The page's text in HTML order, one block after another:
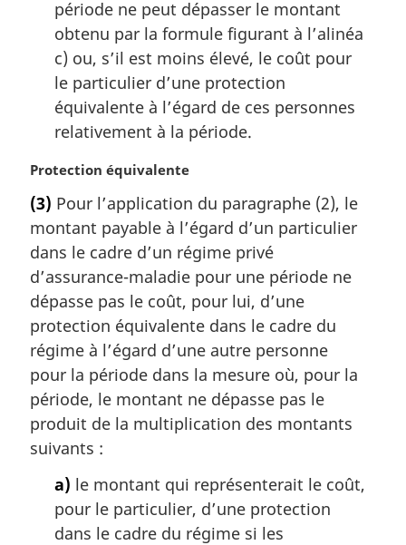
période ne peut dépasser le montant
obtenu par la formule figurant à l’alinéa
c) ou, s’il est moins élevé, le coût pour
le particulier d’une protection
équivalente à l’égard de ces personnes
relativement à la période.
N
t
e
m
a
g
i
n
a
l
e
:
Protection équivalente
(3) Pour l’application du paragraphe (2), le
montant payable à l’égard d’un particulier
dans le cadre d’un régime privé
d’assurance-maladie pour une période ne
dépasse pas le coût, pour lui, d’une
protection équivalente dans le cadre du
régime à l’égard d’une autre personne
pour la période dans la mesure où, pour la
période, le montant ne dépasse pas le
produit de la multiplication des montants
suivants :
a) le montant qui représenterait le coût,
pour le particulier, d’une protection
dans le cadre du régime si les